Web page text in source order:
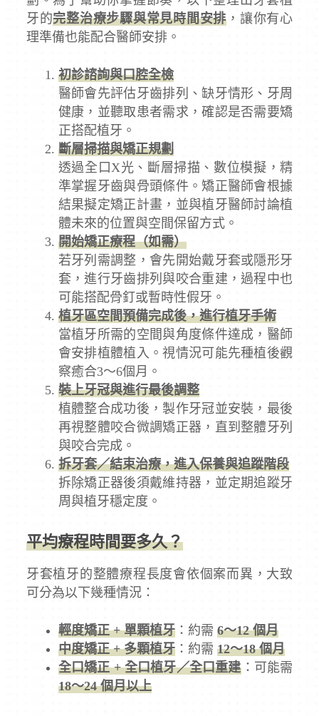
牙的完整治療步驟與常見時間安排 ，讓你有心
理準備也能配合醫師安排。
初診諮詢與口腔全檢
醫師會先評估牙齒排列、缺牙情形、牙周
健康，並聽取患者需求，確認是否需要矯
正搭配植牙。
斷層掃描與矯正規劃
透過全口X光、斷層掃描、數位模擬，精
準掌握牙齒與骨頭條件。矯正醫師會根據
結果擬定矯正計畫，並與植牙醫師討論植
體未來的位置與空間保留方式。
開始矯正療程（如需）
若牙列需調整，會先開始戴牙套或隱形牙
套，進行牙齒排列與咬合重建，過程中也
可能搭配骨釘或暫時性假牙。
植牙區空間預備完成後，進行植牙手術
當植牙所需的空間與角度條件達成，醫師
會安排植體植入。視情況可能先種植後觀
察癒合3～6個月。
裝上牙冠與進行最後調整
植體整合成功後，製作牙冠並安裝，最後
再視整體咬合微調矯正器，直到整體牙列
與咬合完成。
拆牙套／結束治療，進入保養與追蹤階段
拆除矯正器後須戴維持器，並定期追蹤牙
周與植牙穩定度。
平均療程時間要多久？
牙套植牙的整體療程長度會依個案而異，大致
可分為以下幾種情況：
輕度矯正 + 單顆植牙：約需 6～12 個月
中度矯正 + 多顆植牙：約需 12～18 個月
全口矯正 + 全口植牙／全口重建：可能需
18～24 個月以上